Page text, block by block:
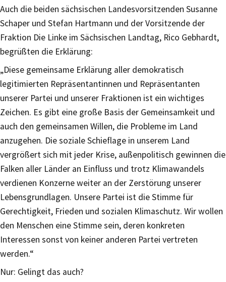
Auch die beiden sächsischen Landesvorsitzenden Susanne
Schaper und Stefan Hartmann und der Vorsitzende der
Fraktion Die Linke im Sächsischen Landtag, Rico Gebhardt,
begrüßten die Erklärung:
„Diese gemeinsame Erklärung aller demokratisch
legitimierten Repräsentantinnen und Repräsentanten
unserer Partei und unserer Fraktionen ist ein wichtiges
Zeichen. Es gibt eine große Basis der Gemeinsamkeit und
auch den gemeinsamen Willen, die Probleme im Land
anzugehen. Die soziale Schieflage in unserem Land
vergrößert sich mit jeder Krise, außenpolitisch gewinnen die
Falken aller Länder an Einfluss und trotz Klimawandels
verdienen Konzerne weiter an der Zerstörung unserer
Lebensgrundlagen. Unsere Partei ist die Stimme für
Gerechtigkeit, Frieden und sozialen Klimaschutz. Wir wollen
den Menschen eine Stimme sein, deren konkreten
Interessen sonst von keiner anderen Partei vertreten
werden.“
Nur: Gelingt das auch?